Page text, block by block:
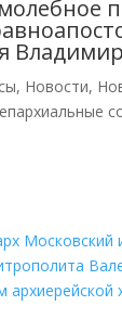
, Новости,